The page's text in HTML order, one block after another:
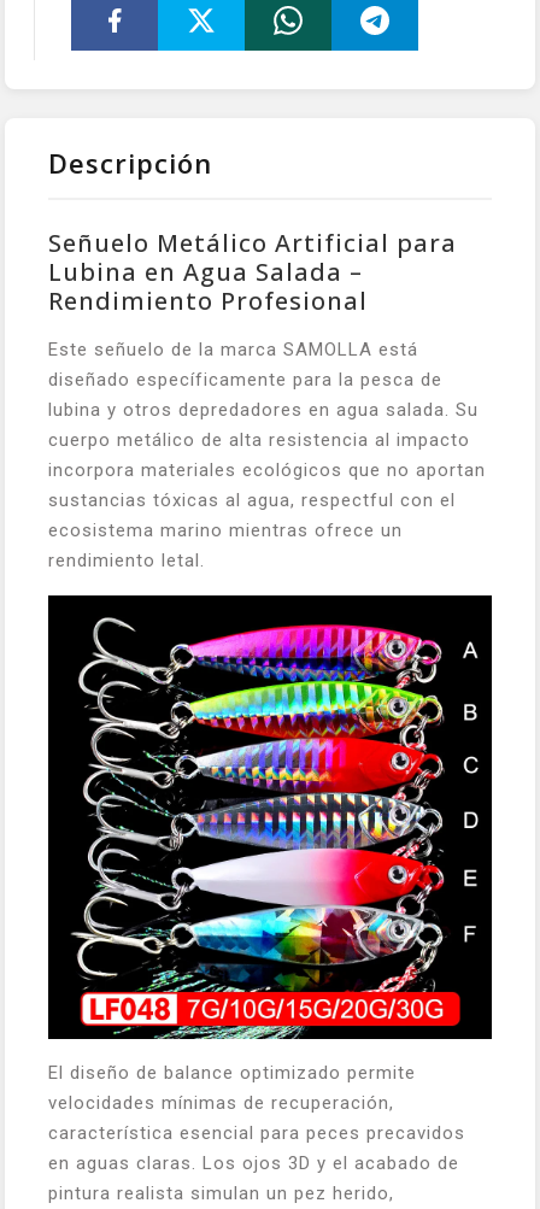
Descripción
Señuelo Metálico Artificial para
Lubina en Agua Salada –
Rendimiento Profesional
Este señuelo de la marca SAMOLLA está
diseñado específicamente para la pesca de
lubina y otros depredadores en agua salada. Su
cuerpo metálico de alta resistencia al impacto
incorpora materiales ecológicos que no aportan
sustancias tóxicas al agua, respectful con el
ecosistema marino mientras ofrece un
rendimiento letal.
El diseño de balance optimizado permite
velocidades mínimas de recuperación,
característica esencial para peces precavidos
en aguas claras. Los ojos 3D y el acabado de
pintura realista simulan un pez herido,